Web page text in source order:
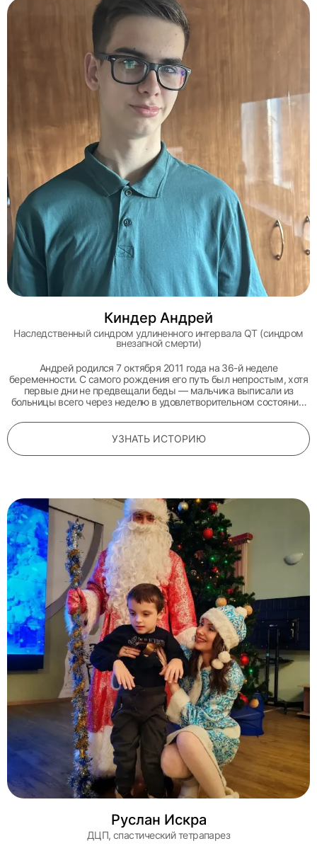
Киндер Андрей
Наследственный синдром удлиненного интервала QT (синдром
внезапной смерти)
Андрей родился 7 октября 2011 года на 36-й неделе
беременности. С самого рождения его путь был непростым, хотя
первые дни не предвещали беды — мальчика выписали из
больницы всего через неделю в удовлетворительном состоянии.
когда Андрею был всего месяц, от идиопатической
кардиомиопатии в возрасте 16 лет скоропостижно скончалась
родная сестра его матери. Из-за высокого генетического риска
мальчика немедленно поставили на учет к кардиологу.
УЗНАТЬ ИСТОРИЮ
Руслан Искра
ДЦП, спастический тетрапарез